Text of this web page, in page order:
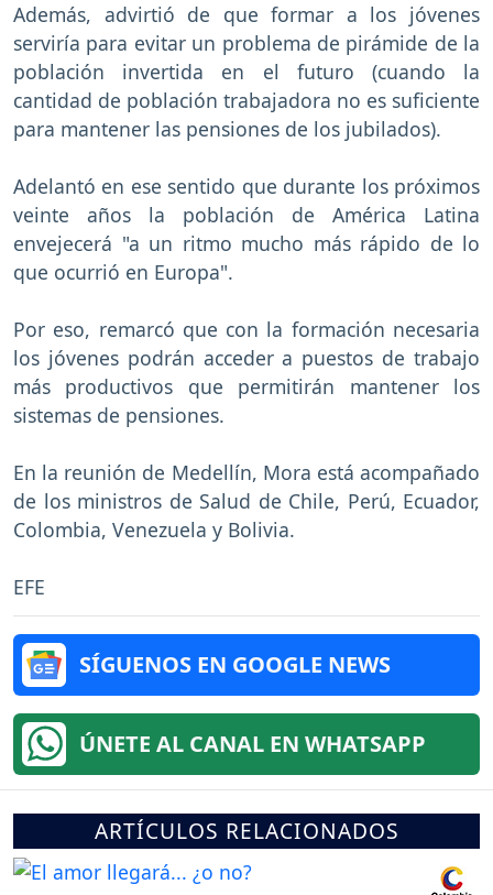
Además, advirtió de que formar a los jóvenes
serviría para evitar un problema de pirámide de la
población invertida en el futuro (cuando la
cantidad de población trabajadora no es suficiente
para mantener las pensiones de los jubilados).
Adelantó en ese sentido que durante los próximos
veinte años la población de América Latina
envejecerá "a un ritmo mucho más rápido de lo
que ocurrió en Europa".
Por eso, remarcó que con la formación necesaria
los jóvenes podrán acceder a puestos de trabajo
más productivos que permitirán mantener los
sistemas de pensiones.
En la reunión de Medellín, Mora está acompañado
de los ministros de Salud de Chile, Perú, Ecuador,
Colombia, Venezuela y Bolivia.
EFE
SÍGUENOS EN GOOGLE NEWS
ÚNETE AL CANAL EN WHATSAPP
ARTÍCULOS RELACIONADOS